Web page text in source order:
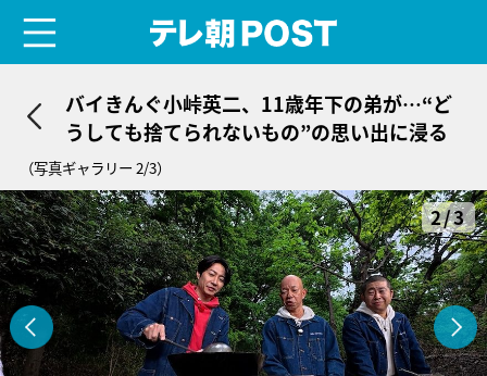
バイきんぐ小峠英二、11歳年下の弟が…“ど
うしても捨てられないもの”の思い出に浸る
（写真ギャラリー 2/3）
2/3